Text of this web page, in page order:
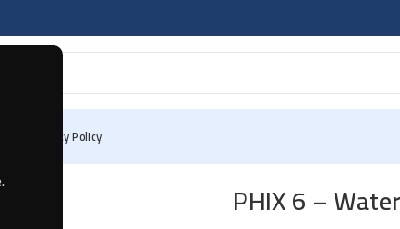
Privacy Policy
PHIX 6 –